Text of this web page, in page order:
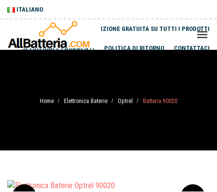
ITALIANO
SPEDIZIONE GRATUITA SU TUTTI I PRODOTTI
SPEDIZIONI E PAGAMENTI POLITICA DI RITORNO CONTATTACI
Home / Elettronica Baterie / Optrel / Batteria 90020